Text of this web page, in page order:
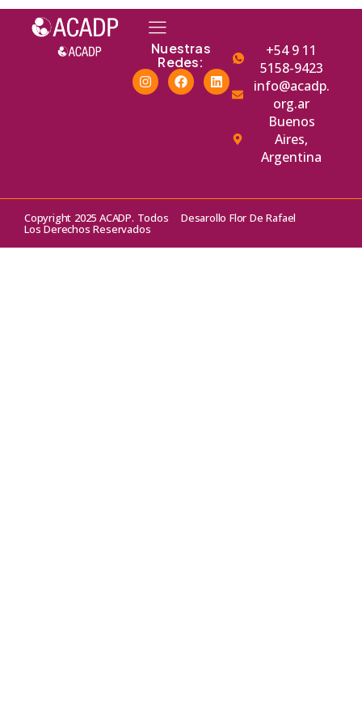
+54 9 11
5158-9423
info@acadp.
org.ar
Buenos
Aires,
Argentina
Nuestras
Redes:
Copyright 2025 ACADP. Todos
Los Derechos Reservados
Desarollo Flor De Rafael